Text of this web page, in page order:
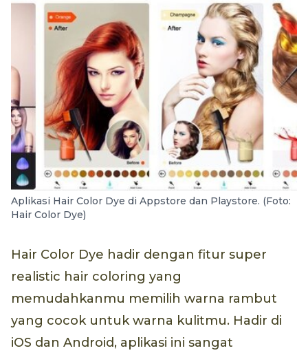
Aplikasi Hair Color Dye di Appstore dan Playstore. (Foto:
Hair Color Dye)
Hair Color Dye hadir dengan fitur super
realistic hair coloring yang
memudahkanmu memilih warna rambut
yang cocok untuk warna kulitmu. Hadir di
iOS dan Android, aplikasi ini sangat